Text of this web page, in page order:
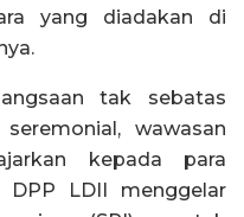
yang diadakan di
tak sebatas
wawasan
kepada para
DPP LDII menggelar